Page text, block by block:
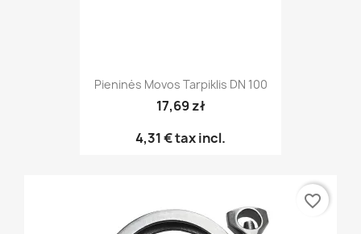
Pieninės Movos Tarpiklis DN 100
17,69 zł
4,31 €tax incl.
favorite_border